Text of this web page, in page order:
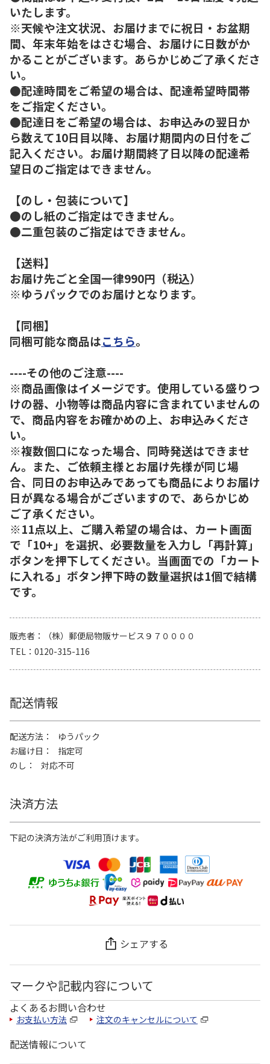
いたします。
※天候や注文状況、お届けまでに祝日・お盆期
間、年末年始をはさむ場合、お届けに日数がか
かることがございます。あらかじめご了承くださ
い。
●配達時間をご希望の場合は、配達希望時間帯
をご指定ください。
●配達日をご希望の場合は、お申込みの翌日か
ら数えて10日目以降、お届け期間内の日付をご
記入ください。お届け期間終了日以降の配達希
望日のご指定はできません。
【のし・包装について】
●のし紙のご指定はできません。
●二重包装のご指定はできません。
【送料】
お届け先ごと全国一律990円（税込）
※ゆうパックでのお届けとなります。
【同梱】
同梱可能な商品はこちら。
----その他のご注意----
※商品画像はイメージです。使用している盛りつ
けの器、小物等は商品内容に含まれていませんの
で、商品内容をお確かめの上、お申込みくださ
い。
※複数個口になった場合、同時発送はできませ
ん。また、ご依頼主様とお届け先様が同じ場
合、同日のお申込みであっても商品によりお届け
日が異なる場合がございますので、あらかじめ
ご了承ください。
※11点以上、ご購入希望の場合は、カート画面
で「10+」を選択、必要数量を入力し「再計算」
ボタンを押下してください。当画面での「カート
に入れる」ボタン押下時の数量選択は1個で結構
です。
販売者
（株）郵便局物販サービス９７００００
TEL
0120-315-116
配送情報
配送方法
ゆうパック
お届け日
指定可
のし
対応不可
決済方法
下記の決済方法がご利用頂けます。
シェアする
マークや記載内容について
よくあるお問い合わせ
お支払い方法 注文のキャンセルについて
配送情報について